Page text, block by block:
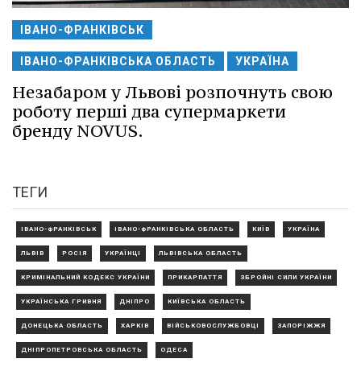
ІВАНО-ФРАНКІВСЬК
ІВАНО-ФРАНКІВСЬКА ОБЛАСТЬ УКРАЇНА
Незабаром у Львові розпочнуть свою
роботу перші два супермаркети
бренду NOVUS.
ТЕГИ
ІВАНО-ФРАНКІВСЬК ІВАНО-ФРАНКІВСЬКА ОБЛАСТЬ КИЇВ УКРАЇНА
ЛЬВІВ РОСІЯ УКРАЇНЦІ ЛЬВІВСЬКА ОБЛАСТЬ
КРИМІНАЛЬНИЙ КОДЕКС УКРАЇНИ ПРИКАРПАТТЯ ЗБРОЙНІ СИЛИ УКРАЇНИ
УКРАЇНСЬКА ГРИВНЯ ДНІПРО КИЇВСЬКА ОБЛАСТЬ
ДОНЕЦЬКА ОБЛАСТЬ ХАРКІВ ВІЙСЬКОВОСЛУЖБОВЦІ ЗАПОРІЖЖЯ
ДНІПРОПЕТРОВСЬКА ОБЛАСТЬ ОДЕСА